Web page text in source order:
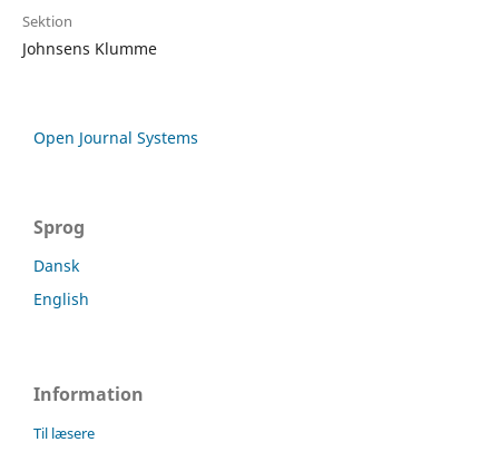
Sektion
Johnsens Klumme
Open Journal Systems
Sprog
Dansk
English
Information
Til læsere